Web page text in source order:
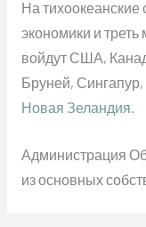
На тихоокеанские
экономики и
войдут США,
Бруней,
Новая Зеландия.
Администрация
из основных